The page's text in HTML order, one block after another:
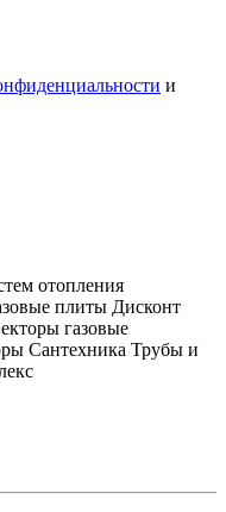
и
отопления
плиты Дисконт
газовые
Сантехника Трубы и